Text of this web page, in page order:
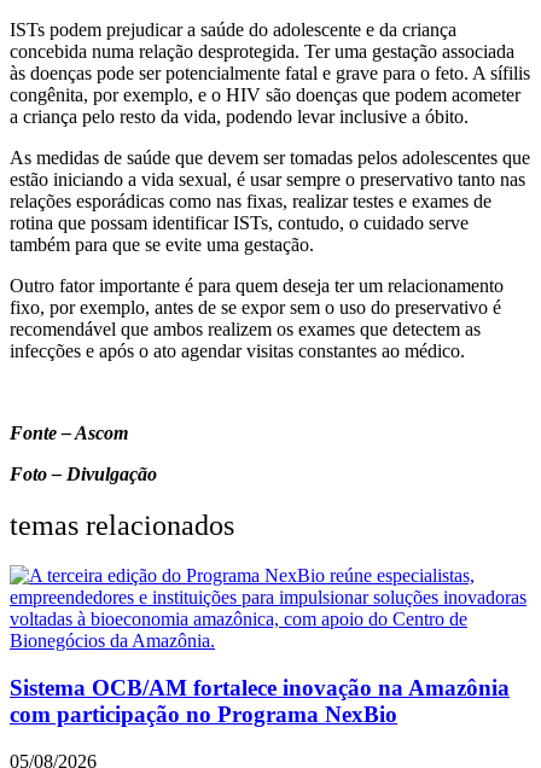
ISTs podem prejudicar a saúde do adolescente e da criança
concebida numa relação desprotegida. Ter uma gestação associada
às doenças pode ser potencialmente fatal e grave para o feto. A sífilis
congênita, por exemplo, e o HIV são doenças que podem acometer
a criança pelo resto da vida, podendo levar inclusive a óbito.
As medidas de saúde que devem ser tomadas pelos adolescentes que
estão iniciando a vida sexual, é usar sempre o preservativo tanto nas
relações esporádicas como nas fixas, realizar testes e exames de
rotina que possam identificar ISTs, contudo, o cuidado serve
também para que se evite uma gestação.
Outro fator importante é para quem deseja ter um relacionamento
fixo, por exemplo, antes de se expor sem o uso do preservativo é
recomendável que ambos realizem os exames que detectem as
infecções e após o ato agendar visitas constantes ao médico.
Fonte – Ascom
Foto – Divulgação
temas relacionados
Sistema OCB/AM fortalece inovação na Amazônia
com participação no Programa NexBio
05/08/2026